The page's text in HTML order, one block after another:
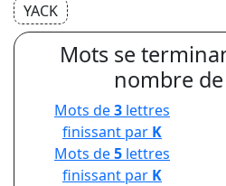
YACK
Mots se
nombre
Mots de3 lettres
finissant par K
Mots de5 lettres
finissant par K